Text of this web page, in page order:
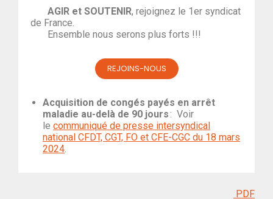
AGIR et SOUTENIR, rejoignez le 1er syndicat
de France.
Ensemble nous serons plus forts !!!
REJOINS-NOUS
Acquisition de congés payés en arrêt
maladie au-delà de 90 jours: Voir
le communiqué de presse intersyndical
national CFDT, CGT, FO et CFE-CGC du 18 mars
2024.
PDF